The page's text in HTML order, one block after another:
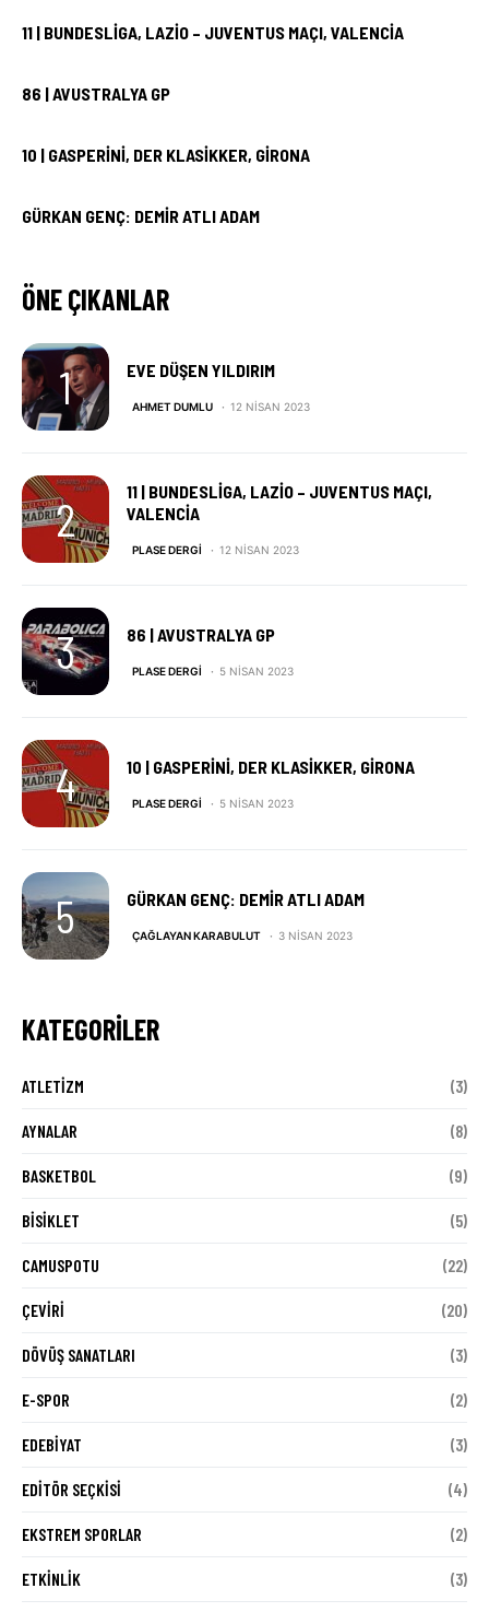
11 | BUNDESLIGA, LAZIO – JUVENTUS MAÇI, VALENCIA
86 | AVUSTRALYA GP
10 | GASPERINI, DER KLASIKKER, GIRONA
GÜRKAN GENÇ: DEMIR ATLI ADAM
ÖNE ÇIKANLAR
EVE DÜŞEN YILDIRIM
AHMET DUMLU 12 NISAN 2023
11 | BUNDESLIGA, LAZIO – JUVENTUS MAÇI,
VALENCIA
PLASE DERGI 12 NISAN 2023
86 | AVUSTRALYA GP
PLASE DERGI 5 NISAN 2023
10 | GASPERINI, DER KLASIKKER, GIRONA
PLASE DERGI 5 NISAN 2023
GÜRKAN GENÇ: DEMIR ATLI ADAM
ÇAĞLAYAN KARABULUT 3 NISAN 2023
KATEGORILER
ATLETIZM (3)
AYNALAR (8)
BASKETBOL (9)
BISIKLET (5)
CAMUSPOTU (22)
ÇEVIRI (20)
DÖVÜŞ SANATLARI (3)
E-SPOR (2)
EDEBIYAT (3)
EDITÖR SEÇKISI (4)
EKSTREM SPORLAR (2)
ETKINLIK (3)